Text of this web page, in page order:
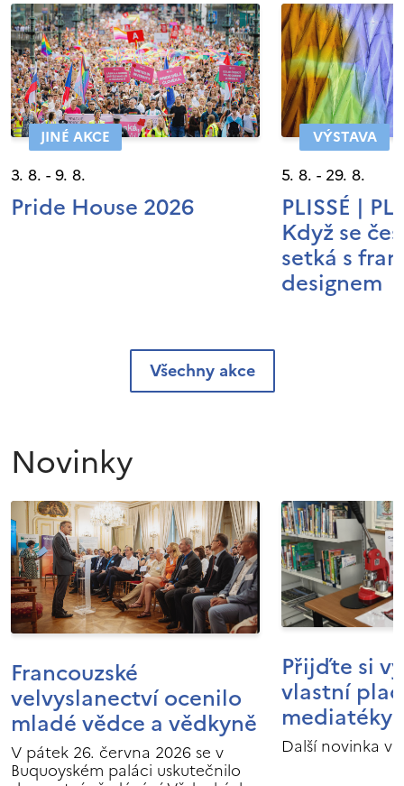
JINÉ AKCE
3. 8. - 9. 8.
Pride House 2026
VÝSTAVA
5. 8. - 29. 8.
PLISSÉ |
Když se
setká s
designem
Všechny akce
Novinky
Francouzské
velvyslanectví ocenilo
mladé vědce a vědkyně
V pátek 26. června 2026 se v
Buquoyském paláci uskutečnilo
Přijďte si
vlastní
mediatéky
Další novinka v